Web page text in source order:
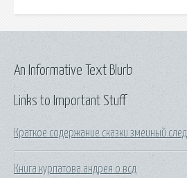
Links to Important Stuff
Краткое содержание сказки змеиный след
Книга курпатова андрея о всд
An Informative Text Blurb